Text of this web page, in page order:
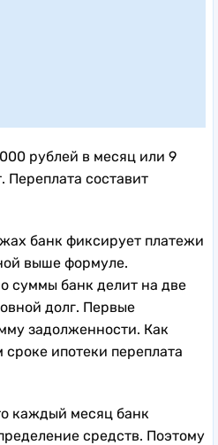
рублей в месяц или 9
Переплата составит
банк фиксирует платежи
выше формуле.
суммы банк делит на две
долг. Первые
задолженности. Как
ипотеки переплата
каждый месяц банк
средств. Поэтому